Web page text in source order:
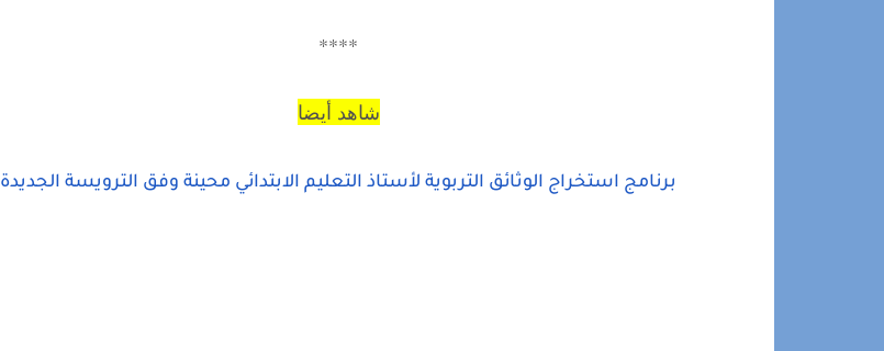
****
شاهد أيضا
برنامج استخراج الوثائق التربوية لأستاذ التعليم الابتدائي محينة وفق الترويسة الجديدة